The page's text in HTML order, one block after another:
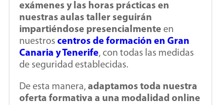
exámenes y las horas prácticas en
nuestras aulas taller seguirán
impartiéndose presencialmente en
nuestros centros de formación en Gran
Canaria y Tenerife, con todas las medidas
de seguridad establecidas.
De esta manera, adaptamos toda nuestra
oferta formativa a una modalidad online